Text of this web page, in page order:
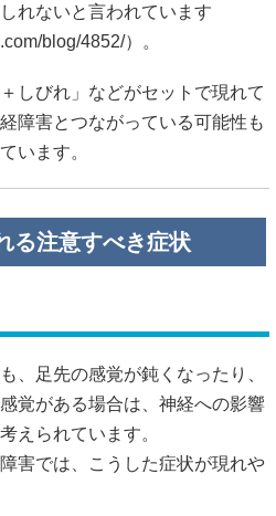
れないと言われています
blog/4852/）。
しびれ」などがセットで現れて
障害とつながっている可能性も
います。
る注意すべき症状
、足先の感覚が鈍くなったり、
覚がある場合は、神経への影響
えられています。
害では、こうした症状が現れや